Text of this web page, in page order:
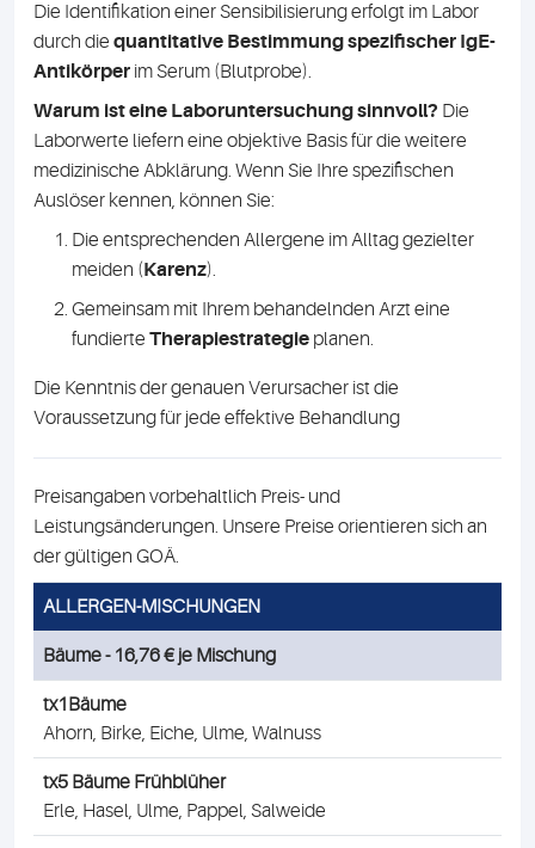
Die Identifikation einer Sensibilisierung erfolgt im Labor
durch die quantitative Bestimmung spezifischer IgE-
Antikörper im Serum (Blutprobe).
Warum ist eine Laboruntersuchung sinnvoll? Die
Laborwerte liefern eine objektive Basis für die weitere
medizinische Abklärung. Wenn Sie Ihre spezifischen
Auslöser kennen, können Sie:
Die entsprechenden Allergene im Alltag gezielter
meiden (Karenz).
Gemeinsam mit Ihrem behandelnden Arzt eine
fundierte Therapiestrategie planen.
Die Kenntnis der genauen Verursacher ist die
Voraussetzung für jede effektive Behandlung
Preisangaben vorbehaltlich Preis- und
Leistungsänderungen. Unsere Preise orientieren sich an
der gültigen GOÄ.
ALLERGEN-MISCHUNGEN
Bäume - 16,76 € je Mischung
tx1Bäume
Ahorn, Birke, Eiche, Ulme, Walnuss
tx5 Bäume Frühblüher
Erle, Hasel, Ulme, Pappel, Salweide